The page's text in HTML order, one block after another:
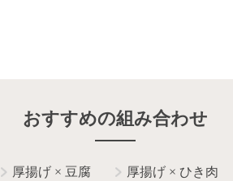
おすすめの組み合わせ
厚揚げ × 豆腐 厚揚げ × ひき肉